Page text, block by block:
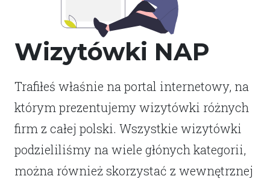
Wizytówki NAP
Trafiłeś właśnie na portal internetowy, na
którym prezentujemy wizytówki różnych
firm z całej polski. Wszystkie wizytówki
podzieliliśmy na wiele głónych kategorii,
można również skorzystać z wewnętrznej